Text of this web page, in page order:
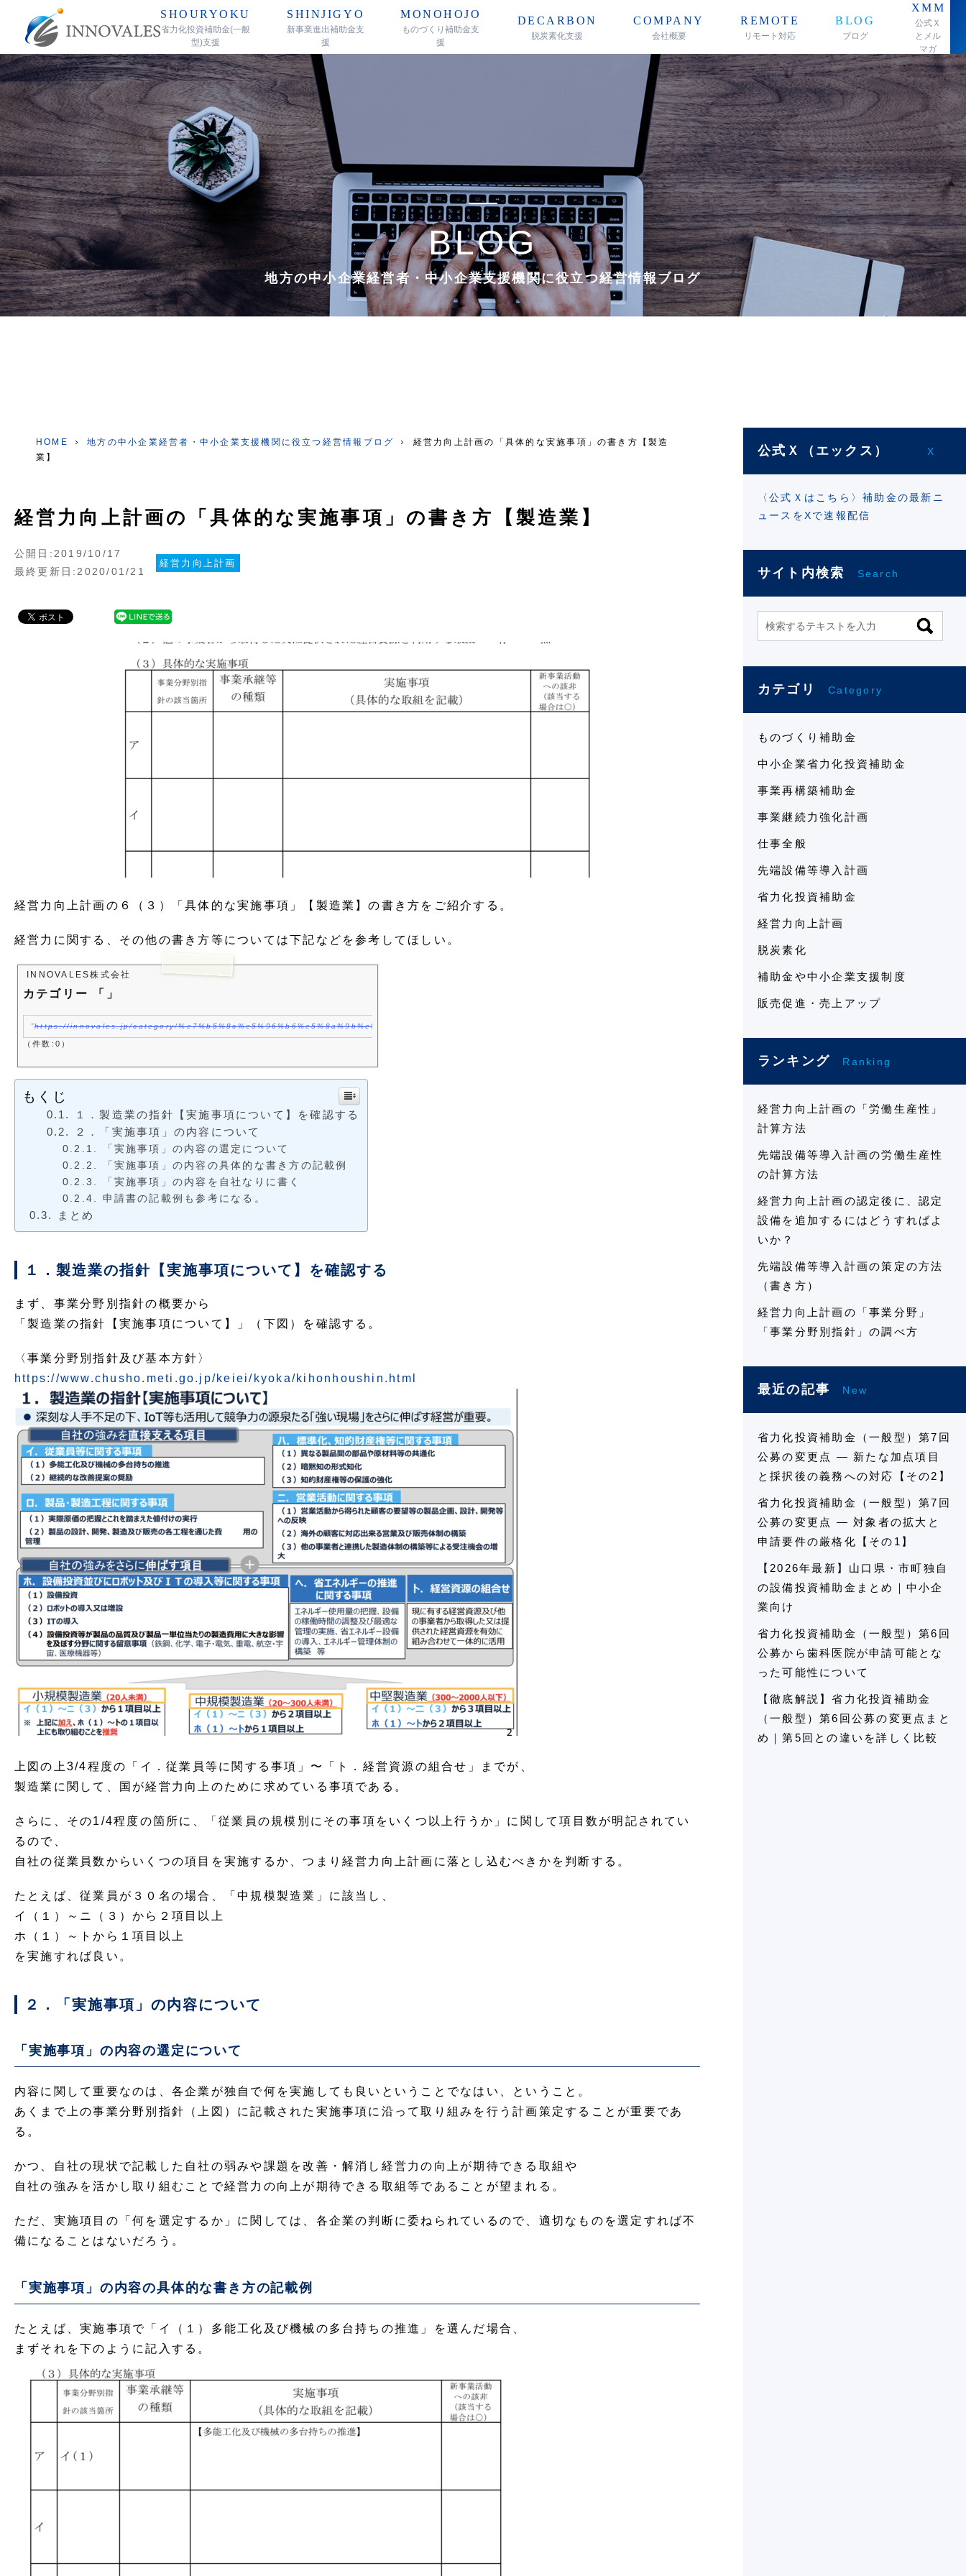
SHOURYOKU
省力化投資補助金(一般
型)支援
SHINJIGYO
新事業進出補助金支
援
MONOHOJO
ものづくり補助金支
援
DECARBON
脱炭素化支援
COMPANY
会社概要
REMOTE
リモート対応
BLOG
ブログ
XMM
公式Ｘ
とメル
マガ
BLOG
地方の中小企業経営者・中小企業支援機関に役立つ経営情報ブログ
HOME 地方の中小企業経営者・中小企業支援機関に役立つ経営情報ブログ
経営力向上計画の「具体的な実施事項」の書き方【製造
業】
経営力向上計画の「具体的な実施事項」の書き方【製造業】
公開日:2019/10/17
最終更新日:2020/01/21
経営力向上計画
経営力向上計画の６（３）「具体的な実施事項」【製造業】の書き方をご紹介する。
経営力に関する、その他の書き方等については下記などを参考してほしい。
INNOVALES株式会社
カテゴリー 「」
https://innovales.jp/category/%e7%b5%8c%e5%96%b6%e5%8a%9b%e5%90%91%e4%b8%8a%e8%a8%88%e7%94%bb/
（件数:0）
もくじ
１．製造業の指針【実施事項について】を確認する
２．「実施事項」の内容について
「実施事項」の内容の選定について
「実施事項」の内容の具体的な書き方の記載例
「実施事項」の内容を自社なりに書く
申請書の記載例も参考になる。
まとめ
１．製造業の指針【実施事項について】を確認する
まず、事業分野別指針の概要から
「製造業の指針【実施事項について】」（下図）を確認する。
〈事業分野別指針及び基本方針〉
https://www.chusho.meti.go.jp/keiei/kyoka/kihonhoushin.html
上図の上3/4程度の「イ．従業員等に関する事項」〜「ト．経営資源の組合せ」までが、
製造業に関して、国が経営力向上のために求めている事項である。
さらに、その1/4程度の箇所に、「従業員の規模別にその事項をいくつ以上行うか」に関して項目数が明記されてい
るので、
自社の従業員数からいくつの項目を実施するか、つまり経営力向上計画に落とし込むべきかを判断する。
たとえば、従業員が３０名の場合、「中規模製造業」に該当し、
イ（１）～ニ（３）から２項目以上
ホ（１）～トから１項目以上
を実施すれば良い。
２．「実施事項」の内容について
「実施事項」の内容の選定について
内容に関して重要なのは、各企業が独自で何を実施しても良いということでなはい、ということ。
あくまで上の事業分野別指針（上図）に記載された実施事項に沿って取り組みを行う計画策定することが重要であ
る。
かつ、自社の現状で記載した自社の弱みや課題を改善・解消し経営力の向上が期待できる取組や
自社の強みを活かし取り組むことで経営力の向上が期待できる取組等であることが望まれる。
ただ、実施項目の「何を選定するか」に関しては、各企業の判断に委ねられているので、適切なものを選定すれば不
備になることはないだろう。
「実施事項」の内容の具体的な書き方の記載例
たとえば、実施事項で「イ（１）多能工化及び機械の多台持ちの推進」を選んだ場合、
まずそれを下のように記入する。
公式Ｘ（エックス） X
〈公式Ｘはこちら〉補助金の最新ニ
ュースをXで速報配信
サイト内検索 Search
カテゴリ Category
ものづくり補助金
中小企業省力化投資補助金
事業再構築補助金
事業継続力強化計画
仕事全般
先端設備等導入計画
省力化投資補助金
経営力向上計画
脱炭素化
補助金や中小企業支援制度
販売促進・売上アップ
ランキング Ranking
経営力向上計画の「労働生産性」
計算方法
先端設備等導入計画の労働生産性
の計算方法
経営力向上計画の認定後に、認定
設備を追加するにはどうすればよ
いか？
先端設備等導入計画の策定の方法
（書き方）
経営力向上計画の「事業分野」
「事業分野別指針」の調べ方
最近の記事 New
省力化投資補助金（一般型）第7回
公募の変更点 ― 新たな加点項目
と採択後の義務への対応【その2】
省力化投資補助金（一般型）第7回
公募の変更点 ― 対象者の拡大と
申請要件の厳格化【その1】
【2026年最新】山口県・市町独自
の設備投資補助金まとめ｜中小企
業向け
省力化投資補助金（一般型）第6回
公募から歯科医院が申請可能とな
った可能性について
【徹底解説】省力化投資補助金
（一般型）第6回公募の変更点まと
め｜第5回との違いを詳しく比較